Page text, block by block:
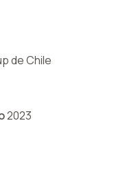
de Chile
2023